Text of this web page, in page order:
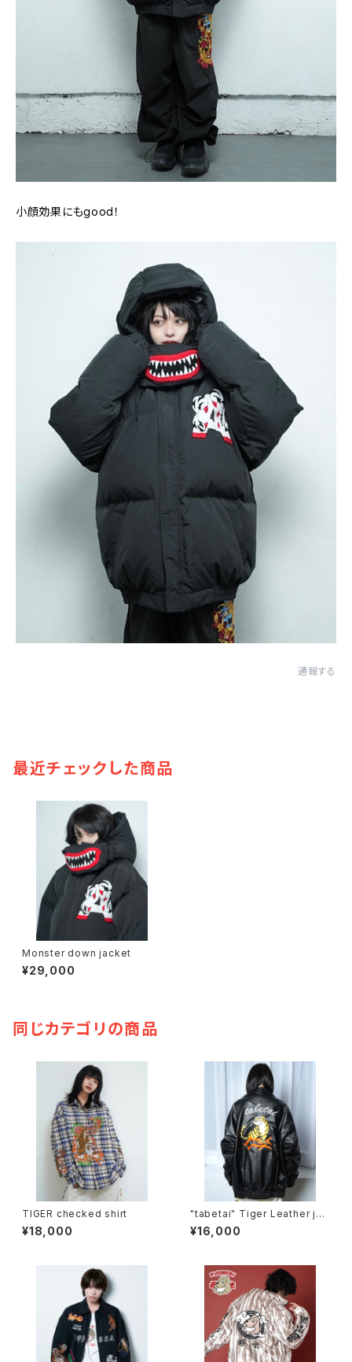
小顔効果にもgood！
通報する
最近チェックした商品
Monster down jacket
¥29,000
同じカテゴリの商品
TIGER checked shirt
¥18,000
"tabetai" Tiger Leather jac
ket
¥16,000